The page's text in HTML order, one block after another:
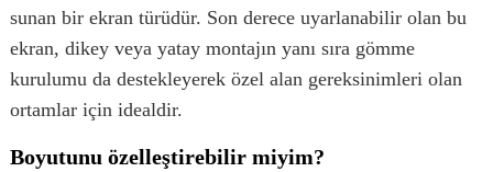
sunan bir ekran türüdür. Son derece uyarlanabilir olan bu
ekran, dikey veya yatay montajın yanı sıra gömme
kurulumu da destekleyerek özel alan gereksinimleri olan
ortamlar için idealdir.
Boyutunu özelleştirebilir miyim?